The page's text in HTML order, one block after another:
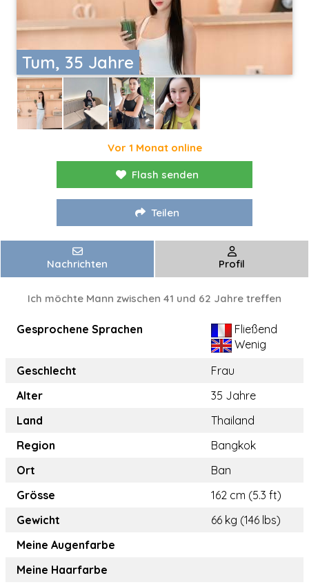
Tum, 35 Jahre
Vor 1 Monat online
Flash senden
Teilen
Nachrichten Profil
Ich möchte Mann zwischen 41 und 62 Jahre treffen
Gesprochene Sprachen
Fließend
Wenig
Geschlecht
Frau
Alter
35 Jahre
Land
Thailand
Region
Bangkok
Ort
Ban
Grösse
162 cm (5.3 ft)
Gewicht
66 kg (146 lbs)
Meine Augenfarbe
Meine Haarfarbe